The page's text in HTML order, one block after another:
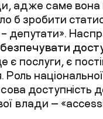
адже саме вона
б зробити
– депутати».
послуги, є
Роль
доступність
влади —